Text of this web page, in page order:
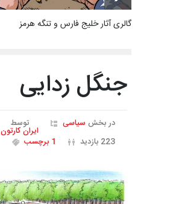
گالری آثار خلیج فارس و تنگه هرمز
جنگل زدایی
در بخش سیاسی توسط
ایران کارتون
223 بازدید
1 برچسب